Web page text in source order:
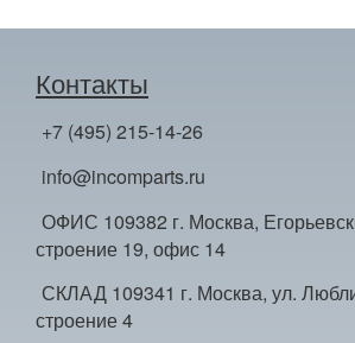
Контакты
+7 (495) 215-14-26
info@incomparts.ru
ОФИС 109382 г. Москва,
строение 19, офис 14
СКЛАД 109341 г. Москва, ул.
строение 4